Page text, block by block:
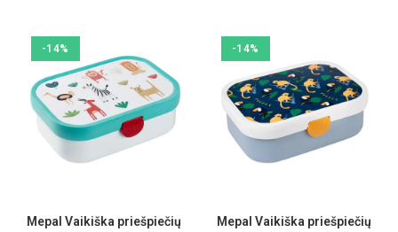
-14%
Mepal Vaikiška priešpiečių
-14%
Mepal Vaikiška priešpiečių